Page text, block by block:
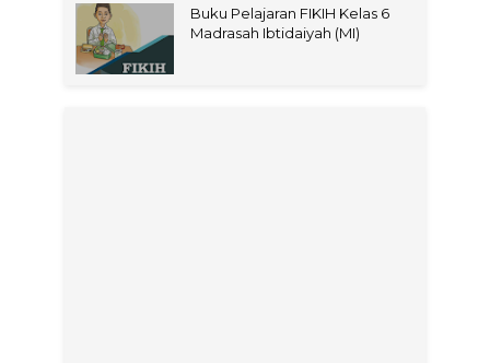
Buku Pelajaran FIKIH Kelas 6
Madrasah Ibtidaiyah (MI)